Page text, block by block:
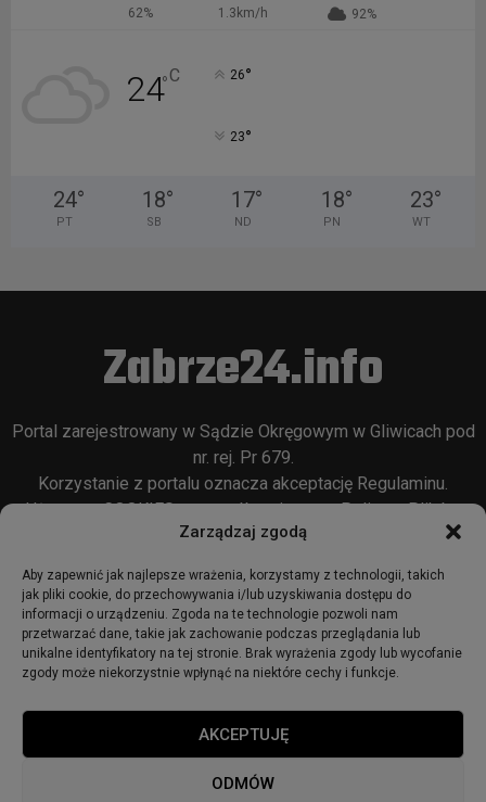
Zarządzaj zgodą
Aby zapewnić jak najlepsze wrażenia, korzystamy z technologii, takich
jak pliki cookie, do przechowywania i/lub uzyskiwania dostępu do
informacji o urządzeniu. Zgoda na te technologie pozwoli nam
przetwarzać dane, takie jak zachowanie podczas przeglądania lub
unikalne identyfikatory na tej stronie. Brak wyrażenia zgody lub wycofanie
zgody może niekorzystnie wpłynąć na niektóre cechy i funkcje.
AKCEPTUJĘ
ODMÓW
62% 1.3km/h 92%
24°C 26°
23°
24°
PT
18°
SB
17°
ND
18°
PN
23°
WT
Zabrze24.info
Portal zarejestrowany w Sądzie Okręgowym w Gliwicach pod
nr. rej. Pr 679.
Korzystanie z portalu oznacza akceptację Regulaminu.
Używamy COOKIES w sposób opisany wPolityce Plików
Cookie
© 2018 - zabrze24.info.
Polityka Prywatności
Polityka cookies